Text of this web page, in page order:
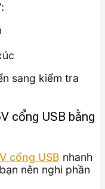
sang kiểm tra
cổng USB bằng
cổng USB nhanh
nên nghi phần